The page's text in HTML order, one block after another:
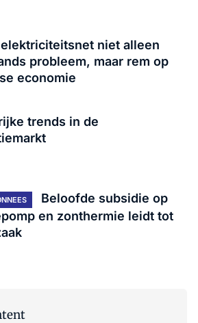
niet alleen
probleem, maar rem op
economie
trends in de
Beloofde subsidie op
en zonthermie leidt tot